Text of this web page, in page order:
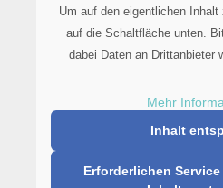
Um auf den eigentlichen
auf die Schaltfläche unten.
dabei Daten an Drittanbieter
Mehr
Inhalt
Erforderlichen